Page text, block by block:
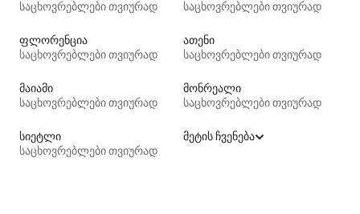
საცხოვრებლები თვიურად
საცხოვრებლები თვიურად
ფლორენცია
საცხოვრებლები თვიურად
ათენი
საცხოვრებლები თვიურად
მაიამი
საცხოვრებლები თვიურად
მონრეალი
საცხოვრებლები თვიურად
სიეტლი
საცხოვრებლები თვიურად
მეტის ჩვენება